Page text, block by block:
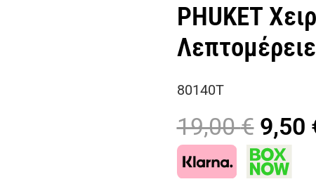
PHUKET
80140T
19,00€
price
was:
19,00
9,50